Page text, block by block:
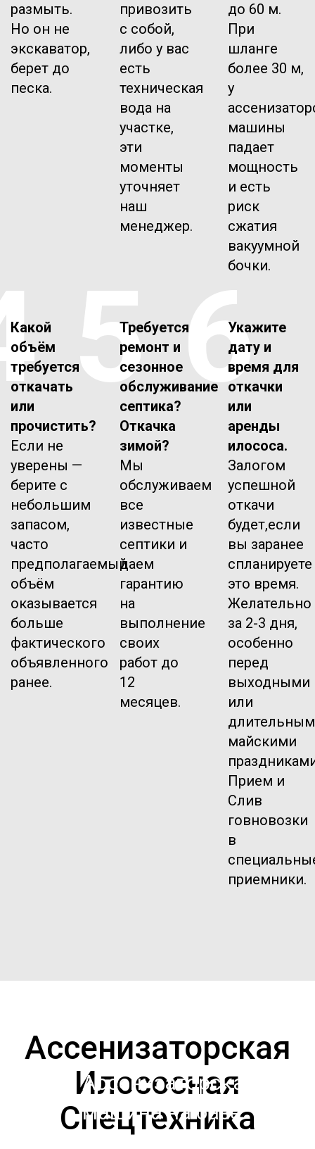
размыть.
Но он не
экскаватор,
берет до
песка.
привозить
с собой,
либо у вас
есть
техническая
вода на
участке,
эти
моменты
уточняет
наш
менеджер.
до 60 м.
При
шланге
более 30 м,
у
машины
падает
мощность
и есть
риск
сжатия
вакуумной
бочки.
Какой
объём
требуется
откачать
или
прочистить?
Если не
уверены —
берите с
небольшим
запасом,
часто
предполагаемый
объём
оказывается
больше
фактического
объявленного
ранее.
5Требуется
ремонт и
сезонное
обслуживание
септика?
Откачка
зимой?
Мы
обслуживаем
все
известные
септики и
даем
гарантию
на
выполнение
своих
работ до
12
месяцев.
6Укажите
дату и
время для
откачки
или
аренды
илососа.
Залогом
успешной
откачи
будет,если
вы заранее
спланируете
это время.
Желательно
за 2-3 дня,
особенно
перед
выходными
или
майскими
Прием и
Слив
говновозки
в
приемники.
Ассенизаторская
Илососная
Спецтехника
Ассенизаторская
машина на базе
Газ 3307